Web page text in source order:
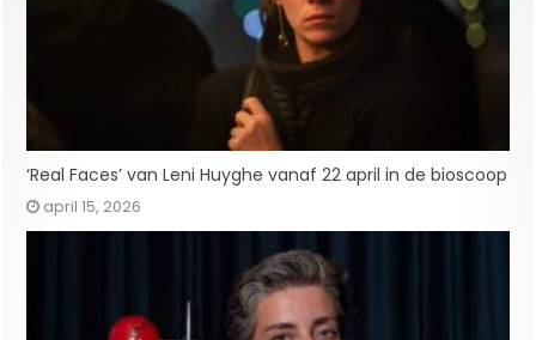
‘Real Faces’ van Leni Huyghe vanaf 22 april in de bioscoop
april 15, 2026